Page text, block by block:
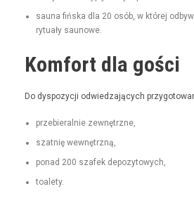
sauna fińs­ka dla 20 osób, w której
rytu­ały saunowe.
Komfort dla gości
Do dys­pozy­cji odwiedza­ją­cych
prze­bier­al­nie zewnętrzne,
szat­nię wewnętrzną,
pon­ad 200 szafek depozytowych,
toale­ty.